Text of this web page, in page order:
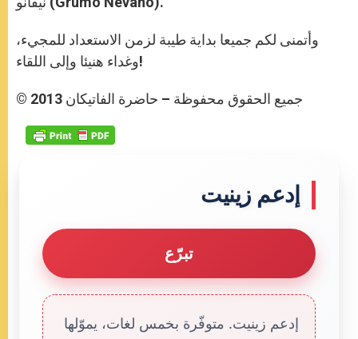
وأتمنى لكم جميعا بداية طيبة لزمن الاستعداد للمجيء،
وغداء هنيئا وإلى اللقاء!
© جميع الحقوق محفوظة – حاضرة الفاتيكان 2013
إدعم زينيت
تبرّع
إدعم زينيت. متوفّرة بخمس لغات، يموّلها